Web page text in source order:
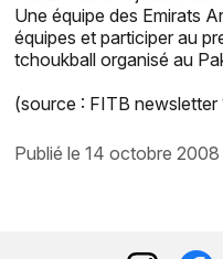
Une équipe des Emirats
équipes et participer au
tchoukball organisé au
(source : FITB
publié le 14 octobre 2008